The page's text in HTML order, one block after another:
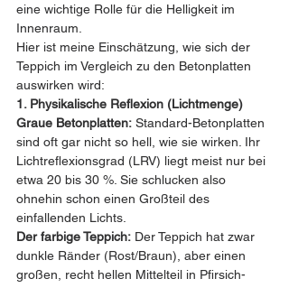
eine wichtige Rolle für die Helligkeit im
Innenraum.
Hier ist meine Einschätzung, wie sich der
Teppich im Vergleich zu den Betonplatten
auswirken wird:
1. Physikalische Reflexion (Lichtmenge)
Graue Betonplatten: Standard-Betonplatten
sind oft gar nicht so hell, wie sie wirken. Ihr
Lichtreflexionsgrad (LRV) liegt meist nur bei
etwa 20 bis 30 %. Sie schlucken also
ohnehin schon einen Großteil des
einfallenden Lichts.
Der farbige Teppich: Der Teppich hat zwar
dunkle Ränder (Rost/Braun), aber einen
großen, recht hellen Mittelteil in Pfirsich-